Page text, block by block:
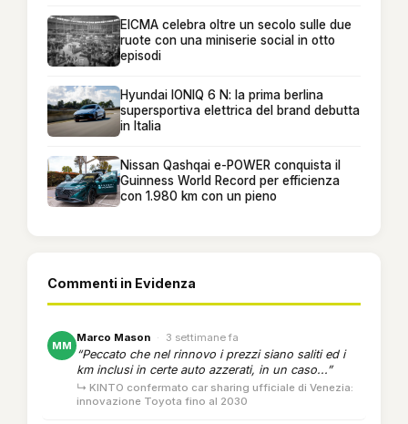
EICMA celebra oltre un secolo sulle due
ruote con una miniserie social in otto
episodi
Hyundai IONIQ 6 N: la prima berlina
supersportiva elettrica del brand debutta
in Italia
Nissan Qashqai e-POWER conquista il
Guinness World Record per efficienza
con 1.980 km con un pieno
Commenti in Evidenza
MM
Marco Mason · 3 settimane fa
“Peccato che nel rinnovo i prezzi siano saliti ed i
km inclusi in certe auto azzerati, in un caso...”
↳ KINTO confermato car sharing ufficiale di Venezia:
innovazione Toyota fino al 2030